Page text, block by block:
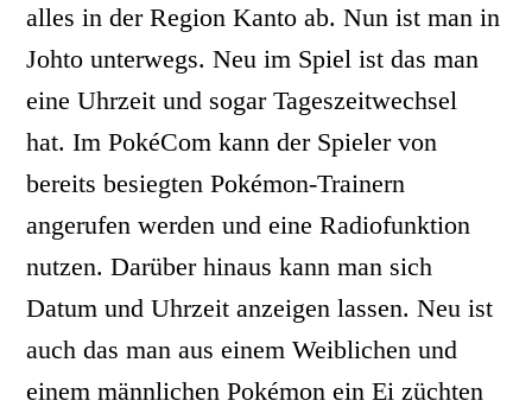
alles in der Region Kanto ab. Nun ist man in
Johto unterwegs. Neu im Spiel ist das man
eine Uhrzeit und sogar Tageszeitwechsel
hat. Im PokéCom kann der Spieler von
bereits besiegten Pokémon-Trainern
angerufen werden und eine Radiofunktion
nutzen. Darüber hinaus kann man sich
Datum und Uhrzeit anzeigen lassen. Neu ist
auch das man aus einem Weiblichen und
einem männlichen Pokémon ein Ei züchten